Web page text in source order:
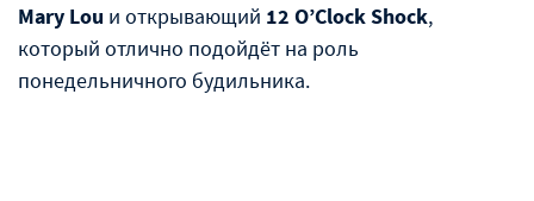
Mary Lou и открывающий 12 O’Clock Shock,
который отлично подойдёт на роль
понедельничного будильника.